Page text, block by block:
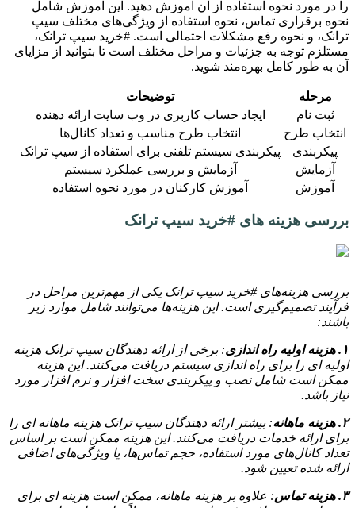
را در مورد نحوه استفاده از آن آموزش دهید. این آموزش شامل
نحوه برقراری تماس، نحوه استفاده از ویژگی‌های مختلف سیپ
ترانک، و نحوه رفع مشکلات احتمالی است. #خرید سیپ ترانک،
مستلزم توجه به جزئیات و مراحل مختلف است تا بتوانید از مزایای
آن به طور کامل بهره‌مند شوید.
مرحله
توضیحات
ثبت نام
ایجاد حساب کاربری در وب سایت ارائه دهنده
انتخاب طرح
انتخاب طرح مناسب و تعداد کانال‌ها
پیکربندی
پیکربندی سیستم تلفنی برای استفاده از سیپ ترانک
آزمایش
آزمایش و بررسی عملکرد سیستم
آموزش
آموزش کارکنان در مورد نحوه استفاده
بررسی هزینه های #خرید سیپ ترانک
بررسی هزینه‌های #خرید سیپ ترانک یکی از مهم‌ترین مراحل در
فرآیند تصمیم‌گیری است. این هزینه‌ها می‌توانند شامل موارد زیر
باشند:
۱. هزینه اولیه راه اندازی
: برخی از ارائه دهندگان سیپ ترانک هزینه
اولیه ای را برای راه اندازی سیستم دریافت می‌کنند. این هزینه
ممکن است شامل نصب و پیکربندی سخت افزار و نرم افزار مورد
نیاز باشد.
۲. هزینه ماهانه
: بیشتر ارائه دهندگان سیپ ترانک هزینه ماهانه ای را
برای ارائه خدمات دریافت می‌کنند. این هزینه ممکن است بر اساس
تعداد کانال‌های مورد استفاده، حجم تماس‌ها، یا ویژگی‌های اضافی
ارائه شده تعیین شود.
۳. هزینه تماس
: علاوه بر هزینه ماهانه، ممکن است هزینه ای برای